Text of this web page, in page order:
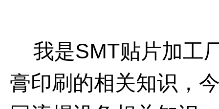
我是SMT贴片加工
膏印刷的相关知识，